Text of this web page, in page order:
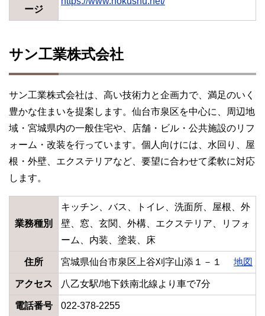
ージ
サン工業株式会社
サン工業株式会社は、高い技術力と企画力で、満足のいく
豊かな住まいを提案します。仙台市泉区を中心に、周辺地
域・宮城県内の一般住宅や、店舗・ビル・公共施設のリフ
ォーム・改装を行っています。個人向けには、水回り、屋
根・外壁、エクステリアなど、要望に合わせて柔軟に対応
します。
業務種別
キッチン、バス、トイレ、洗面所、屋根、外
壁、窓、玄関、外構、エクステリア、リフォ
ーム、内装、塗装、床
住所 宮城県仙台市泉区上谷刈字山添１－１ 地図
アクセス 八乙女駅/地下鉄南北線より車で7分
電話番号 022-378-2255